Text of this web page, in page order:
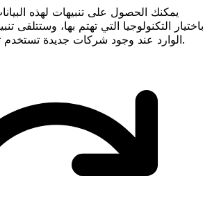
يمكنك الحصول على تنبيهات لهذه
باختيار التكنولوجيا التي تهتم بها، وستتلقى
الوارد عند وجود شركات جديدة تستخدم تلك التكنولوجيا.